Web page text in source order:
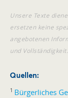
Unsere Texte
ersetzen keine
angebotenen
und Vollständigkeit.
Quellen:
1 Bürgerliches